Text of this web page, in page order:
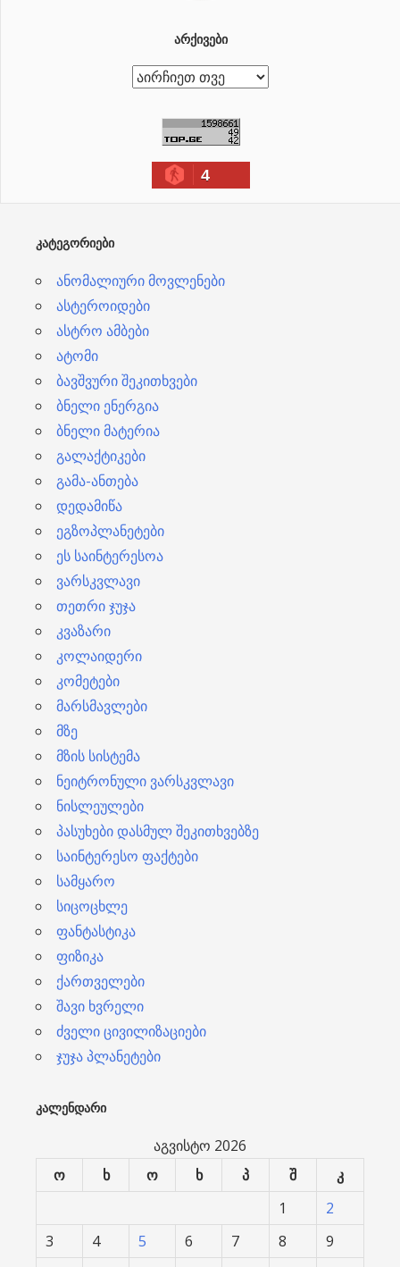
ᲐᲠᲥᲘᲕᲔᲑᲘ
ა
4
ᲙᲐᲢᲔᲒᲝᲠᲘᲔᲑᲘ
ანომალიური მოვლენები
ასტეროიდები
ასტრო ამბები
ატომი
ბავშვური შეკითხვები
ბნელი ენერგია
ბნელი მატერია
გალაქტიკები
გამა-ანთება
დედამიწა
ეგზოპლანეტები
ეს საინტერესოა
ვარსკვლავი
თეთრი ჯუჯა
კვაზარი
კოლაიდერი
კომეტები
მარსმავლები
მზე
მზის სისტემა
ნეიტრონული ვარსკვლავი
ნისლეულები
პასუხები დასმულ შეკითხვებზე
საინტერესო ფაქტები
სამყარო
სიცოცხლე
ფანტასტიკა
ფიზიკა
ქართველები
შავი ხვრელი
ძველი ცივილიზაციები
ჯუჯა პლანეტები
ᲙᲐᲚᲔᲜᲓᲐᲠᲘ
აგვისტო 2026
ო
ხ ო ხ პ შ
კ
1
2
3
4 5 6 7 8
9